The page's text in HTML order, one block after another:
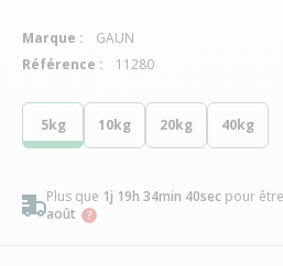
5kg 10kg 20kg 40kg
Plus que 1j 19h 34min 39sec pour
août
Marque :
GAUN
Référence :
11280